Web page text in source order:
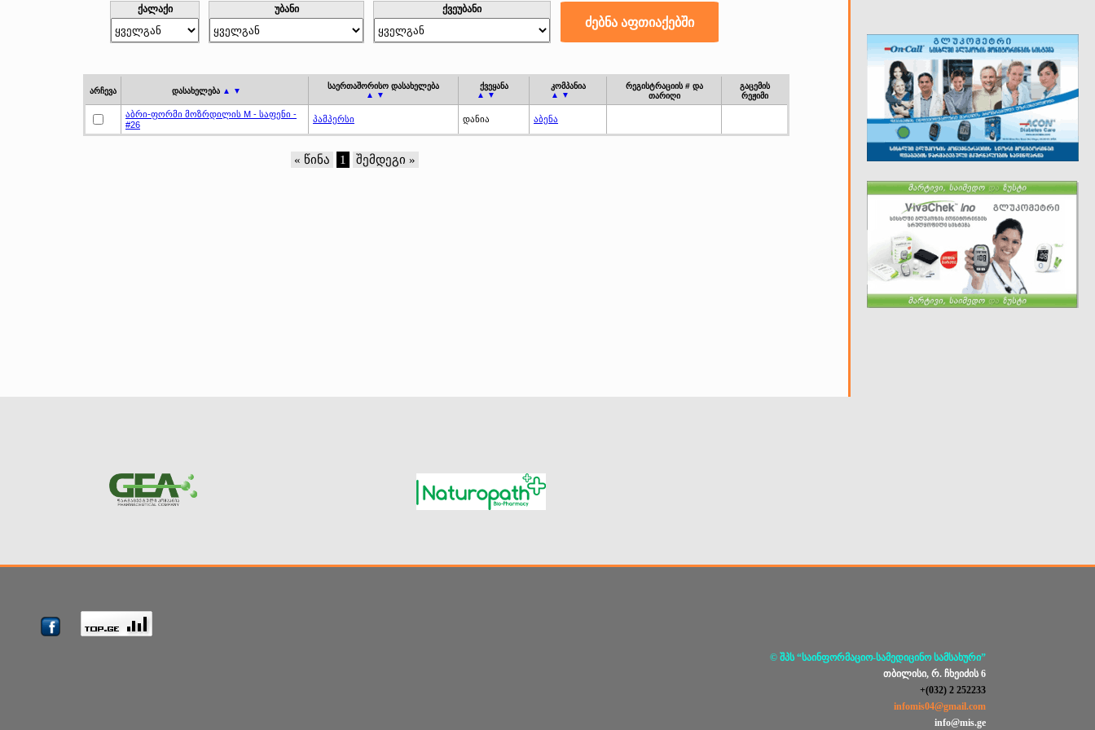
ქალაქი უბანი ქვეუბანი
არჩევა დასახელება ▲ ▼
საერთაშორისო დასახელება
▲ ▼
ქვეყანა
▲ ▼
კომპანია
▲ ▼
რეგისტრაციის # და
თარიღი
გაცემის
რეჟიმი
აბრი-ფორმი მოზრდილის M - საფენი -
#26
პამპერსი დანია აბენა
« წინა 1 შემდეგი »
© შპს “საინფორმაციო-სამედიცინო სამსახური”
თბილისი, რ. ჩხეიძის 6
+(032) 2 252233
infomis04@gmail.com
info@mis.ge